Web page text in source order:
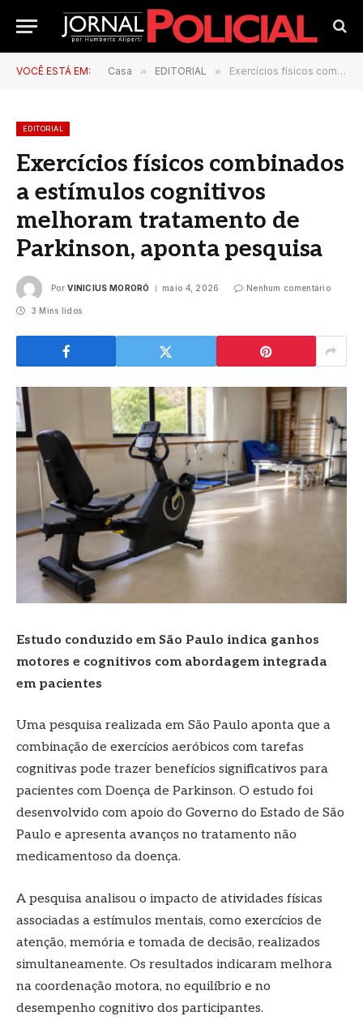
VOCÊ ESTÁ EM: Casa » EDITORIAL » Exercícios físicos combinados a estímulos cognitivos melhoram tratamento de Parkinson, aponta pesquisa
EDITORIAL
Exercícios físicos combinados
a estímulos cognitivos
melhoram tratamento de
Parkinson, aponta pesquisa
Por VINICIUS MORORÓ maio 4, 2026 Nenhum comentário
3 Mins lidos
Estudo conduzido em São Paulo indica ganhos
motores e cognitivos com abordagem integrada
em pacientes
Uma pesquisa realizada em São Paulo aponta que a
combinação de exercícios aeróbicos com tarefas
cognitivas pode trazer benefícios significativos para
pacientes com Doença de Parkinson. O estudo foi
desenvolvido com apoio do Governo do Estado de São
Paulo e apresenta avanços no tratamento não
medicamentoso da doença.
A pesquisa analisou o impacto de atividades físicas
associadas a estímulos mentais, como exercícios de
atenção, memória e tomada de decisão, realizados
simultaneamente. Os resultados indicaram melhora
na coordenação motora, no equilíbrio e no
desempenho cognitivo dos participantes.